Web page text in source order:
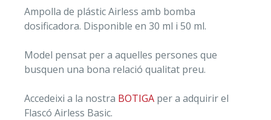
Ampolla de plástic Airless amb bomba
dosificadora. Disponible en 30 ml i 50 ml.
Model pensat per a aquelles persones que
busquen una bona relació qualitat preu.
Accedeixi a la nostra BOTIGA per a adquirir el
Flascó Airless Basic.